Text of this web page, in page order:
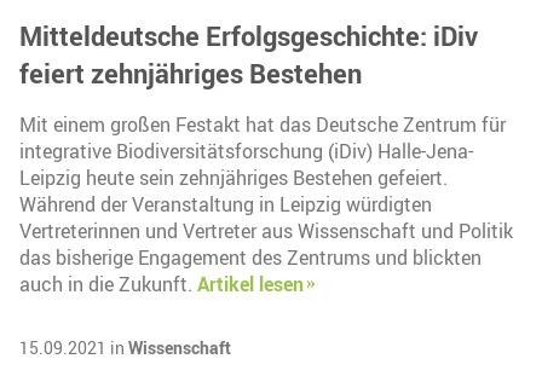
Mitteldeutsche Erfolgsgeschichte: iDiv
feiert zehnjähriges Bestehen
Mit einem großen Festakt hat das Deutsche Zentrum für
integrative Biodiversitätsforschung (iDiv) Halle-Jena-
Leipzig heute sein zehnjähriges Bestehen gefeiert.
Während der Veranstaltung in Leipzig würdigten
Vertreterinnen und Vertreter aus Wissenschaft und Politik
das bisherige Engagement des Zentrums und blickten
auch in die Zukunft. Artikel lesen
15.09.2021 in Wissenschaft